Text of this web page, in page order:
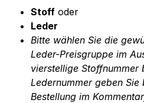
Stoff oder
Leder
Bitte wählen Sie die
Leder-Preisgruppe im
vierstellige Stoffnummer
Ledernummer geben
Bestellung im